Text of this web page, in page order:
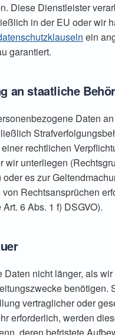
Diese Dienstleister
in der EU oder wir
ein
garantiert.
an staatliche
Daten
rechtlichen
wir unterliegen
oder es zur
Rechtsansprüchen
6 Abs. 1 f) DSGVO).
Daten nicht länger, als
benötigen.
vertraglicher oder
erforderlich, werden